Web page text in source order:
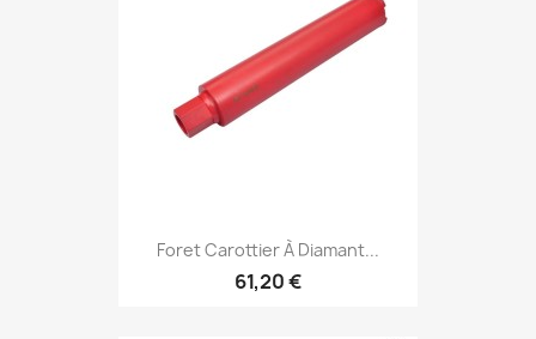
Foret Carottier À Diamant...
61,20 €